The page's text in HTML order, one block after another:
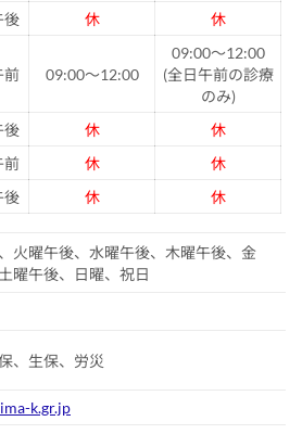
後
休 休
前 09:00～12:00
09:00～12:00
(全日午前の診療
のみ)
後
休 休
前 休
休
後
休 休
火曜午後、水曜午後、木曜午後、金
曜午後、日曜、祝日
、生保、労災
k.gr.jp